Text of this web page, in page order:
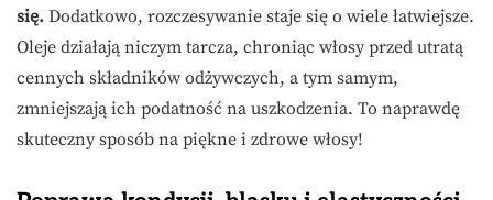
się. Dodatkowo, rozczesywanie staje się o wiele łatwiejsze.
Oleje działają niczym tarcza, chroniąc włosy przed utratą
cennych składników odżywczych, a tym samym,
zmniejszają ich podatność na uszkodzenia. To naprawdę
skuteczny sposób na piękne i zdrowe włosy!